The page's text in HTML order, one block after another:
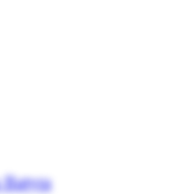
Batyra